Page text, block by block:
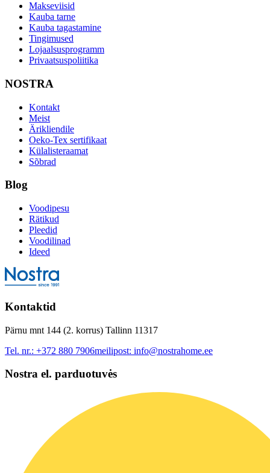
Makseviisid
Kauba tarne
Kauba tagastamine
Tingimused
Lojaalsusprogramm
Privaatsuspoliitika
NOSTRA
Kontakt
Meist
Ärikliendile
Oeko-Tex sertifikaat
Külalisteraamat
Sõbrad
Blog
Voodipesu
Rätikud
Pleedid
Voodilinad
Ideed
Kontaktid
Pärnu mnt 144 (2. korrus) Tallinn 11317
Tel. nr.: +372 880 7906meilipost: info@nostrahome.ee
Nostra el. parduotuvės